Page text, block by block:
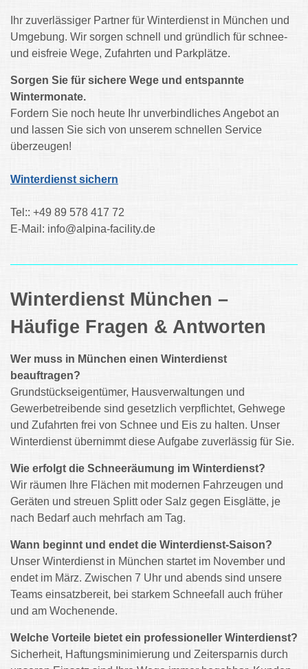
Ihr zuverlässiger Partner für Winterdienst in München und
Umgebung. Wir sorgen schnell und gründlich für schnee-
und eisfreie Wege, Zufahrten und Parkplätze.
Sorgen Sie für sichere Wege und entspannte
Wintermonate.
Fordern Sie noch heute Ihr unverbindliches Angebot an
und lassen Sie sich von unserem schnellen Service
überzeugen!
Winterdienst sichern
Tel:: +49 89 578 417 72
E-Mail: info@alpina-facility.de
Winterdienst München –
Häufige Fragen & Antworten
Wer muss in München einen Winterdienst
beauftragen?
Grundstückseigentümer, Hausverwaltungen und
Gewerbetreibende sind gesetzlich verpflichtet, Gehwege
und Zufahrten frei von Schnee und Eis zu halten. Unser
Winterdienst übernimmt diese Aufgabe zuverlässig für Sie.
Wie erfolgt die Schneeräumung im Winterdienst?
Wir räumen Ihre Flächen mit modernen Fahrzeugen und
Geräten und streuen Splitt oder Salz gegen Eisglätte, je
nach Bedarf auch mehrfach am Tag.
Wann beginnt und endet die Winterdienst-Saison?
Unser Winterdienst in München startet im November und
endet im März. Zwischen 7 Uhr und abends sind unsere
Teams einsatzbereit, bei starkem Schneefall auch früher
und am Wochenende.
Welche Vorteile bietet ein professioneller Winterdienst?
Sicherheit, Haftungsminimierung und Zeitersparnis durch